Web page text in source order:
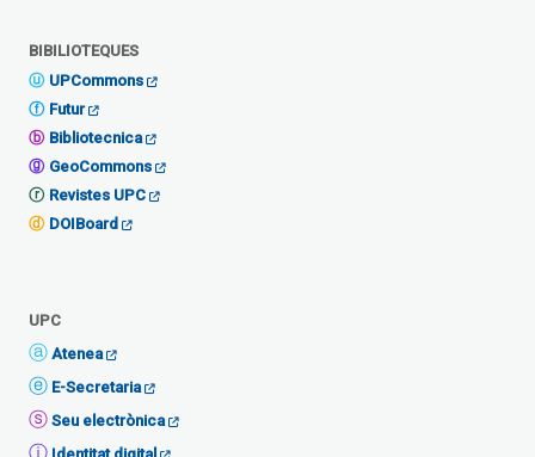
BIBILIOTEQUES
UPCommons
Futur
Bibliotecnica
GeoCommons
Revistes UPC
DOIBoard
UPC
Atenea
E-Secretaria
Seu electrònica